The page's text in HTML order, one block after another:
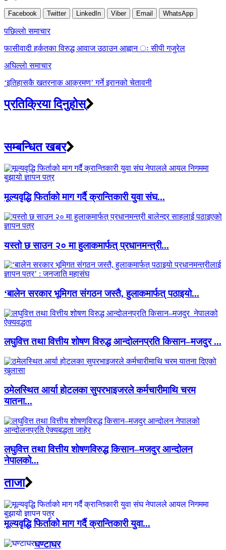
Facebook Twitter LinkedIn Viber Email WhatsApp
Post
navigation
पछिल्लाे समाचार
फासीवादी हर्कतका विरुद्ध आवाज उठाउन आह्वान ः सीपी गजुरेल
अघिल्लाे समाचार
‘इतिहासकै खतरनाक आक्रमण’ गर्ने इरानको चेतावनी
प्रतिक्रिया दिनुहोस्
सम्बन्धित खबर
मूल्यवृद्धि फिर्ताको माग गर्दै क्रान्तिकारी युवा संघ...
यस्तो छ साउन २० मा हुलाकमार्फत् प्रधानमन्त्री...
‘बालेन सरकार भूमिगत संगठन जस्तै, हुलाकमार्फत् पठाइयो...
लघुवित्त तथा वित्तीय शोषण विरुद्ध आन्दोलनप्रति किसान–मजदुर ...
ठमेलस्थित आर्या होटलका सुपरभाइजरले कर्मचारीमाथि चरम
यातना...
लघुवित्त तथा वित्तीय शोषणविरुद्ध किसान–मजदुर आन्दोलन
नेपालको...
ताजा
मूल्यवृद्धि फिर्ताको माग गर्दै क्रान्तिकारी युवा...
घण्टाघर